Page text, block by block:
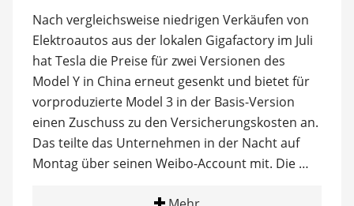
Nach vergleichsweise niedrigen Verkäufen von
Elektroautos aus der lokalen Gigafactory im Juli
hat Tesla die Preise für zwei Versionen des
Model Y in China erneut gesenkt und bietet für
vorproduzierte Model 3 in der Basis-Version
einen Zuschuss zu den Versicherungskosten an.
Das teilte das Unternehmen in der Nacht auf
Montag über seinen Weibo-Account mit. Die …